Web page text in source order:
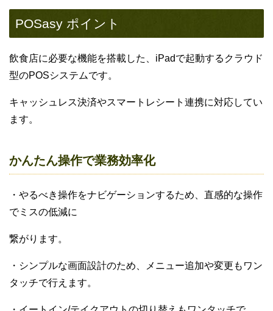
POSasy ポイント
飲食店に必要な機能を搭載した、iPadで起動するクラウド
型のPOSシステムです。
キャッシュレス決済やスマートレシート連携に対応してい
ます。
かんたん操作で業務効率化
・やるべき操作をナビゲーションするため、直感的な操作
でミスの低減に
繋がります。
・シンプルな画面設計のため、メニュー追加や変更もワン
タッチで行えます。